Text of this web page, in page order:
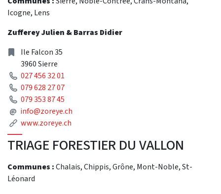
Icogne, Lens
Zufferey Julien & Barras Didier
Address
Ile Falcon 35
3960 Sierre
Phone
027 456 32 01
Phone
079 628 27 07
Phone
079 353 87 45
@ Mail
info@zoreye.ch
Link
www.zoreye.ch
TRIAGE FORESTIER DU VALLON
Communes :Chalais, Chippis, Grône, Mont-Noble, St-
Léonard